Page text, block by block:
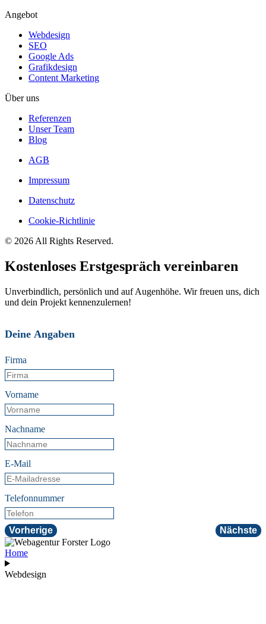
Angebot
Webdesign
SEO
Google Ads
Grafikdesign
Content Marketing
Über uns
Referenzen
Unser Team
Blog
AGB
Impressum
Datenschutz
Cookie-Richtlinie
© 2026 All Rights Reserved.
Kostenloses Erstgespräch vereinbaren
Unverbindlich, persönlich und auf Augenhöhe. Wir freuen uns, dich
und dein Projekt kennenzulernen!
Deine Angaben
Firma
Vorname
Nachname
E-Mail
Telefonnummer
Vorherige Nächste
Home
Webdesign